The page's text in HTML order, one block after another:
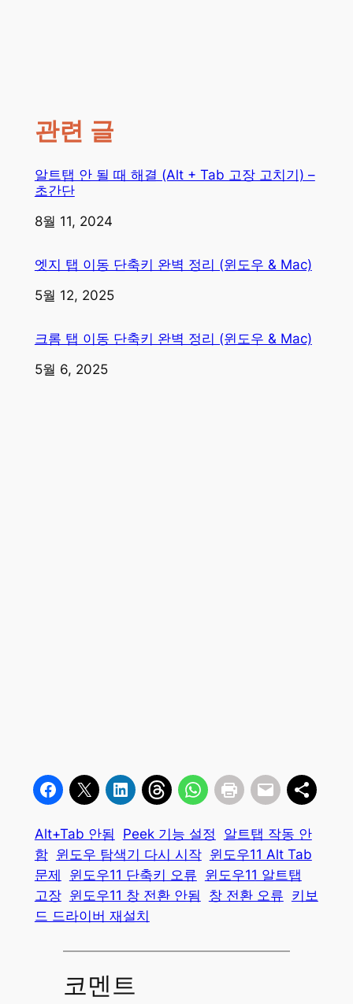
관련 글
알트탭 안 될 때 해결 (Alt + Tab 고장 고치기) –
초간단
일자
8월 11, 2024
엣지 탭 이동 단축키 완벽 정리 (윈도우 & Mac)
일자
5월 12, 2025
크롬 탭 이동 단축키 완벽 정리 (윈도우 & Mac)
일자
5월 6, 2025
Alt+Tab 안됨 Peek 기능 설정
알트탭 작동 안
함 윈도우 탐색기 다시 시작 윈도우11 Alt Tab
문제
윈도우11 단축키 오류 윈도우11 알트탭
고장 윈도우11 창 전환 안됨 창 전환 오류 키보
드 드라이버 재설치
코멘트